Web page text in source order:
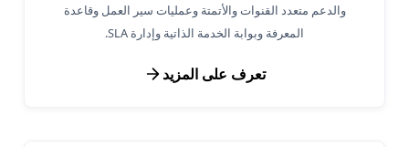
والدعم متعدد القنوات والأتمتة وعمليات سير العمل وقاعدة
المعرفة وبوابة الخدمة الذاتية وإدارة SLA.
تعرف على المزيد